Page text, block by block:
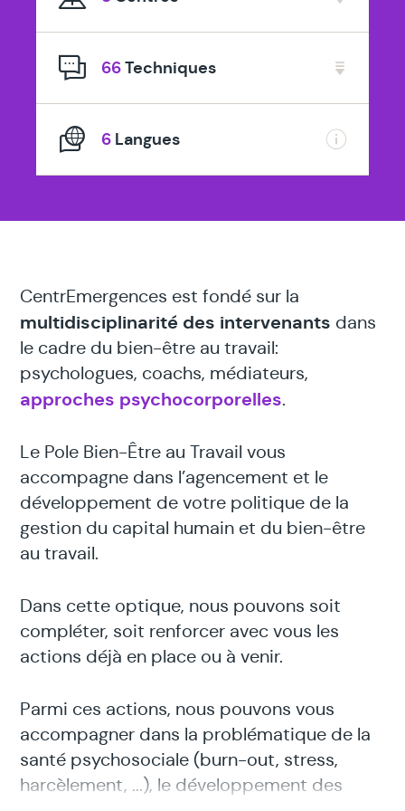
en
66Techniques
6 Langues
CentrEmergences est fondé sur la
multidisciplinarité des intervenants dans
le cadre du bien-être au travail:
psychologues, coachs, médiateurs,
approches psychocorporelles.
Le Pole Bien-Être au Travail vous
accompagne dans l’agencement et le
développement de votre politique de la
gestion du capital humain et du bien-être
au travail.
Dans cette optique, nous pouvons soit
compléter, soit renforcer avec vous les
actions déjà en place ou à venir.
Parmi ces actions, nous pouvons vous
accompagner dans la problématique de la
santé psychosociale (burn-out, stress,
harcèlement, ...), le développement des